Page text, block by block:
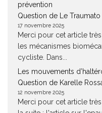
prévention
Question de Le Traumato
17 novembre 2025
Merci pour cet article
les mécanismes
cycliste. Dans...
Les mouvements
Question de Karelle
12 novembre 2025
Merci pour cet article